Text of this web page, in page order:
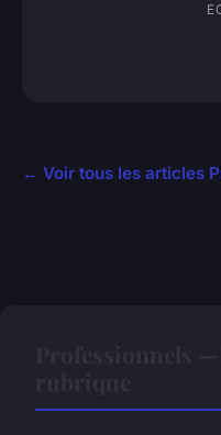
← Voir tous les articles